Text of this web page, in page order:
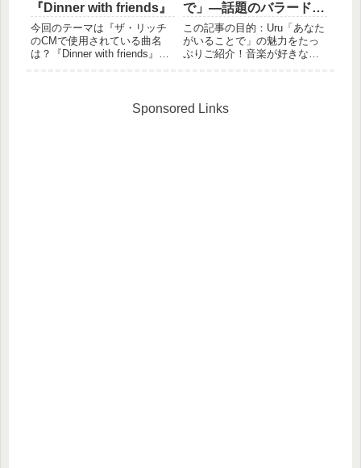
『Dinner with friends』
今回のテーマは『ザ・リッチ
のCMで使用されている曲名
は？『Dinner with friends』』
と思います。CM概要2020年6
月より放映開始。俳優の竹
で」―話題のバラードを
徹底解説！
この記事の目的：Uru「あなた
がいることで」の魅力をたっ
ぷりご紹介！音楽が好きな皆
紹介します。2020年にリリー
Sponsored Links